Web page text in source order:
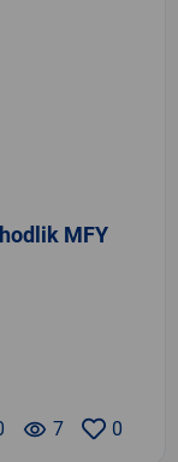
MFY
0
remove_red_eye 7